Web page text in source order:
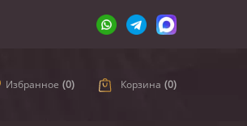
Избранное (0) Корзина (0)